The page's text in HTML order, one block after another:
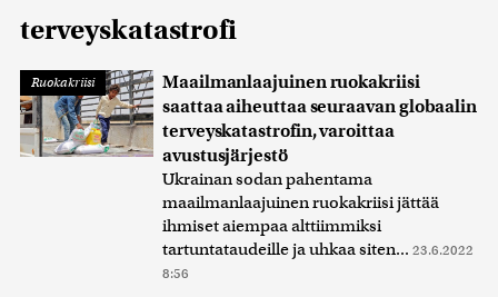
terveyskatastrofi
Ruokakriisi
Maailmanlaajuinen ruokakriisi
saattaa aiheuttaa seuraavan globaalin
terveyskatastrofin, varoittaa
avustusjärjestö
Ukrainan sodan pahentama
maailmanlaajuinen ruokakriisi jättää
ihmiset aiempaa alttiimmiksi
tartuntataudeille ja uhkaa siten... 23.6.2022
8:56